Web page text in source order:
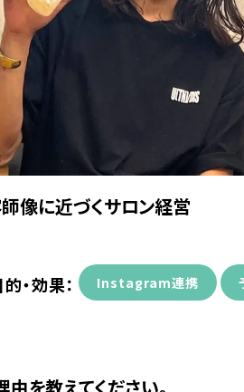
像に近づくサロン経営
・効果： Instagram連携